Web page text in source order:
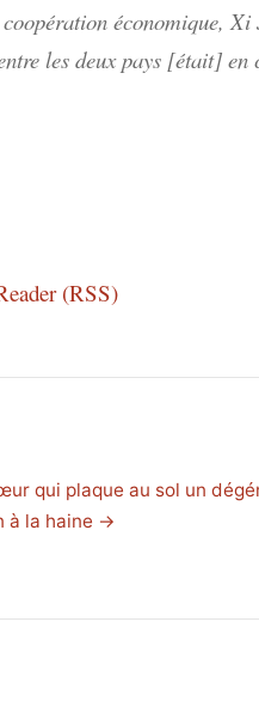
économique,
les deux pays [était] en
(RSS)
qui plaque au sol un
à la haine →